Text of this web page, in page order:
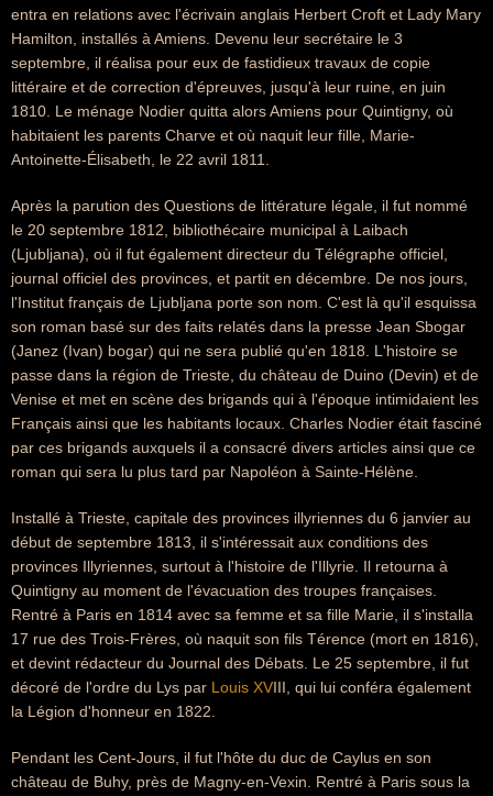
entra en relations avec l'écrivain anglais Herbert Croft et Lady Mary
Hamilton, installés à Amiens. Devenu leur secrétaire le 3
septembre, il réalisa pour eux de fastidieux travaux de copie
littéraire et de correction d'épreuves, jusqu'à leur ruine, en juin
1810. Le ménage Nodier quitta alors Amiens pour Quintigny, où
habitaient les parents Charve et où naquit leur fille, Marie-
Antoinette-Élisabeth, le 22 avril 1811.
Après la parution des Questions de littérature légale, il fut nommé
le 20 septembre 1812, bibliothécaire municipal à Laibach
(Ljubljana), où il fut également directeur du Télégraphe officiel,
journal officiel des provinces, et partit en décembre. De nos jours,
l'Institut français de Ljubljana porte son nom. C'est là qu'il esquissa
son roman basé sur des faits relatés dans la presse Jean Sbogar
(Janez (Ivan) bogar) qui ne sera publié qu'en 1818. L'histoire se
passe dans la région de Trieste, du château de Duino (Devin) et de
Venise et met en scène des brigands qui à l'époque intimidaient les
Français ainsi que les habitants locaux. Charles Nodier était fasciné
par ces brigands auxquels il a consacré divers articles ainsi que ce
roman qui sera lu plus tard par Napoléon à Sainte-Hélène.
Installé à Trieste, capitale des provinces illyriennes du 6 janvier au
début de septembre 1813, il s'intéressait aux conditions des
provinces Illyriennes, surtout à l'histoire de l'Illyrie. Il retourna à
Quintigny au moment de l'évacuation des troupes françaises.
Rentré à Paris en 1814 avec sa femme et sa fille Marie, il s'installa
17 rue des Trois-Frères, où naquit son fils Térence (mort en 1816),
et devint rédacteur du Journal des Débats. Le 25 septembre, il fut
décoré de l'ordre du Lys par Louis XVIII, qui lui conféra également
la Légion d'honneur en 1822.
Pendant les Cent-Jours, il fut l'hôte du duc de Caylus en son
château de Buhy, près de Magny-en-Vexin. Rentré à Paris sous la